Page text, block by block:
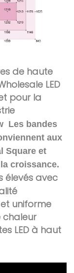
LED
pour la
Les bandes
aux
Square et
croissance.
uniforme
chaleur